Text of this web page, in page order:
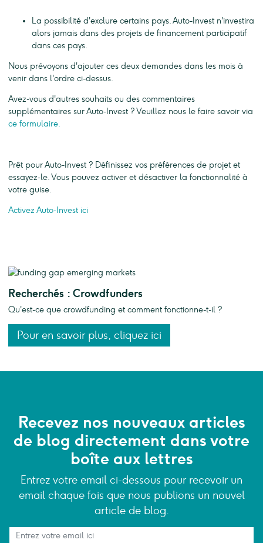
La possibilité d'exclure certains pays. Auto-Invest n'investira
alors jamais dans des projets de financement participatif
dans ces pays.
Nous prévoyons d'ajouter ces deux demandes dans les mois à
venir dans l'ordre ci-dessus.
Avez-vous d'autres souhaits ou des commentaires
supplémentaires sur Auto-Invest ? Veuillez nous le faire savoir via
ce formulaire.
Prêt pour Auto-Invest ? Définissez vos préférences de projet et
essayez-le. Vous pouvez activer et désactiver la fonctionnalité à
votre guise.
Activez Auto-Invest ici
Recherchés : Crowdfunders
Qu'est-ce que crowdfunding et comment fonctionne-t-il ?
Pour en savoir plus, cliquez ici
Recevez nos nouveaux articles
de blog directement dans votre
boîte aux lettres
Entrez votre email ci-dessous pour recevoir un
email chaque fois que nous publions un nouvel
article de blog.